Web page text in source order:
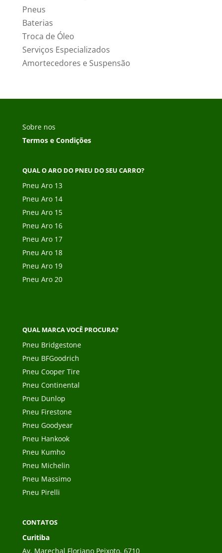
Pneus
Baterias
Troca de Óleo
Serviços Especializados
Amortecedores e Suspensão
Sobre nos
Termos e Condições
QUAL O ARO DO PNEU DO SEU CARRO?
Pneu Aro 13
Pneu Aro 14
Pneu Aro 15
Pneu Aro 16
Pneu Aro 17
Pneu Aro 18
Pneu Aro 19
Pneu Aro 20
QUAL MARCA VOCÊ PROCURA?
Pneu Bridgestone
Pneu BFGoodrich
Pneu Cooper Tire
Pneu Continental
Pneu Dunlop
Pneu Firestone
Pneu Goodyear
Pneu Hankook
Pneu Kumho
Pneu Michelin
Pneu Massimo
Pneu Pirelli
CONTATOS
Curitiba
Av. Marechal Floriano Peixoto, 6710